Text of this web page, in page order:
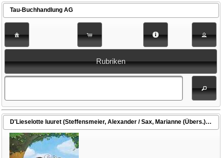
Tau-Buchhandlung AG
Rubriken
D'Lieselotte luuret (Steffensmeier, Alexander / Sax, Marianne (Übers.))